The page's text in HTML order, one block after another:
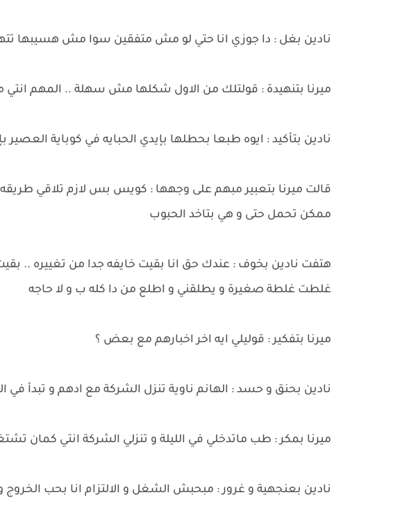
نادين بغل : دا جوزي انا حتي لو مش متفقين سوا مش هسيبها
ميرنا بتنهيدة : قولتلك من الاول شكلها مش سهلة .. المهم انتي
نادين بتأكيد : ايوه طبعا بحطلها بإيدي الحبايه في كوباية
قالت ميرنا بتعبير مبهم على وجهها : كويس بس لازم تلاقي
ممكن تحمل حتى و هي بتاخد الحبوب
هتفت نادين بخوف : عندك حق انا بقيت خايفه جدا من تغييره ..
غلطت غلطة صغيرة و يطلقني و اطلع من دا كله ب و لا حاجه
ميرنا بتفكير : قوليلي ايه اخر اخبارهم مع بعض ؟
نادين بحنق و حسد : الهانم ناوية تنزل الشركة مع ادهم و تبدأ في
ميرنا بمكر : طب ماتدخلي في الليلة و تنزلي الشركة انتي كمان
نادين بعنجهية و غرور : مبحبش الشغل و الالتزام انا بحب